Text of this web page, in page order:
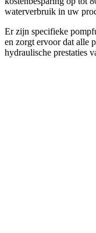
waterverbruik in uw
Er zijn specifieke
en zorgt ervoor dat alle
hydraulische prestaties